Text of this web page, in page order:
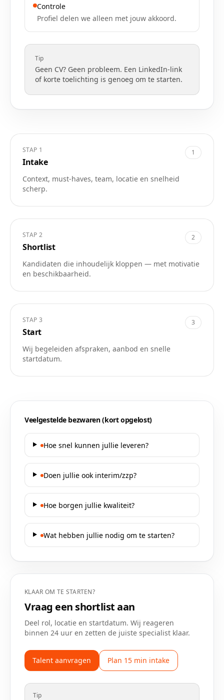
Controle
Profiel delen we alleen met jouw akkoord.
Tip
Geen CV? Geen probleem. Een LinkedIn-link
of korte toelichting is genoeg om te starten.
STAP 1
Intake
1
Context, must-haves, team, locatie en snelheid
scherp.
STAP 2
Shortlist
2
Kandidaten die inhoudelijk kloppen — met motivatie
en beschikbaarheid.
STAP 3
Start
3
Wij begeleiden afspraken, aanbod en snelle
startdatum.
Veelgestelde bezwaren (kort opgelost)
Hoe snel kunnen jullie leveren?
Doen jullie ook interim/zzp?
Hoe borgen jullie kwaliteit?
Wat hebben jullie nodig om te starten?
KLAAR OM TE STARTEN?
Vraag een shortlist aan
Deel rol, locatie en startdatum. Wij reageren
binnen 24 uur en zetten de juiste specialist klaar.
Talent aanvragen Plan 15 min intake
Tip